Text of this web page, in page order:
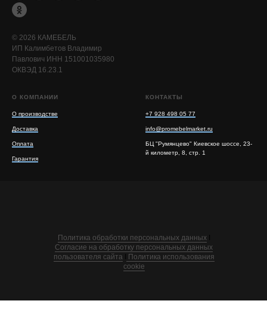
© 2026 КАМЕБЕЛЬ
ИП Калимбетов Владимир
Павлович ИНН 151001035980
ОКВЭД 16.23.1
О КОМПАНИИ
О производстве
Доставка
Оплата
Гарантия
КОНТАКТЫ
+7 928 498 05 77
info@promebelmarket.ru
БЦ "Румянцево" Киевское шоссе, 23-
й километр, 8, стр. 1
Политика обработки персональных данныхI
Согласие на обработку персональных данных
пользователя сайтаI
Политика использования
cookie